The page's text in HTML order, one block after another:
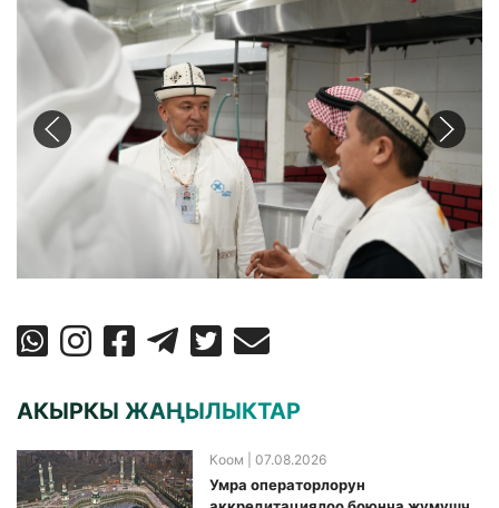
АКЫРКЫ ЖАҢЫЛЫКТАР
Коом | 07.08.2026
Умра операторлорун